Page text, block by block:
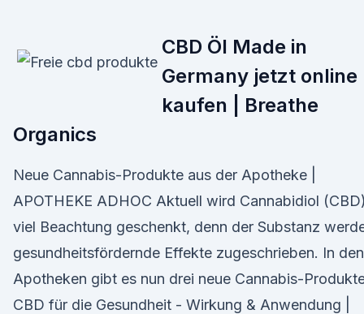
CBD Öl Made in
Germany jetzt online
kaufen | Breathe
Organics
Neue Cannabis-Produkte aus der Apotheke |
APOTHEKE ADHOC Aktuell wird Cannabidiol
viel Beachtung geschenkt, denn der Substanz
gesundheitsfördernde Effekte zugeschrieben. In den
Apotheken gibt es nun drei neue Cannabis-
CBD für die Gesundheit - Wirkung & Anwendung |